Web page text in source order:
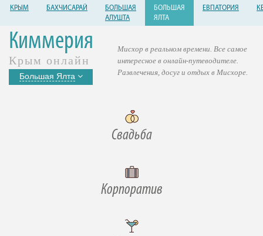
КРЫМ БАХЧИСАРАЙ
БОЛЬШАЯ
АЛУШТА
БОЛЬШАЯ
ЯЛТА
ЕВПАТОРИЯ
Киммерия
Крым онлайн
Большая Ялта
Свадьба
Корпоратив
Мисхор в реальном времени. Все самое
интересное в онлайн-путеводителе.
Развлечения, досуг и отдых в Мисхоре.